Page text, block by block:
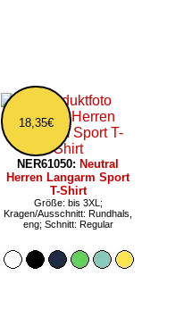
18,35€
NER61050: Neutral
Herren Langarm Sport
T-Shirt
Größe: bis 3XL;
Kragen/Ausschnitt: Rundhals,
eng; Schnitt: Regular